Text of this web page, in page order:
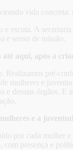
vida
e escuta. A
e senso de missão.
aqui, após a
Realizamos pré-
mulheres e
demais órgãos. E
e a
por cada mulher
presença e